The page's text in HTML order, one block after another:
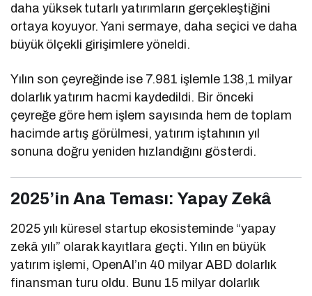
daha yüksek tutarlı yatırımların gerçekleştiğini
ortaya koyuyor. Yani sermaye, daha seçici ve daha
büyük ölçekli girişimlere yöneldi.
Yılın son çeyreğinde ise 7.981 işlemle 138,1 milyar
dolarlık yatırım hacmi kaydedildi. Bir önceki
çeyreğe göre hem işlem sayısında hem de toplam
hacimde artış görülmesi, yatırım iştahının yıl
sonuna doğru yeniden hızlandığını gösterdi.
2025’in Ana Teması: Yapay Zekâ
2025 yılı küresel startup ekosisteminde “yapay
zekâ yılı” olarak kayıtlara geçti. Yılın en büyük
yatırım işlemi, OpenAI’ın 40 milyar ABD dolarlık
finansman turu oldu. Bunu 15 milyar dolarlık